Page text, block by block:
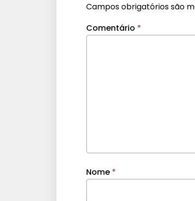
Campos obrigatórios são
Comentário *
Nome *